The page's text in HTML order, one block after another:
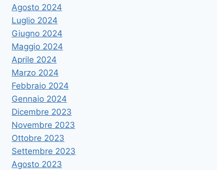
Agosto 2024
Luglio 2024
Giugno 2024
Maggio 2024
Aprile 2024
Marzo 2024
Febbraio 2024
Gennaio 2024
Dicembre 2023
Novembre 2023
Ottobre 2023
Settembre 2023
Agosto 2023